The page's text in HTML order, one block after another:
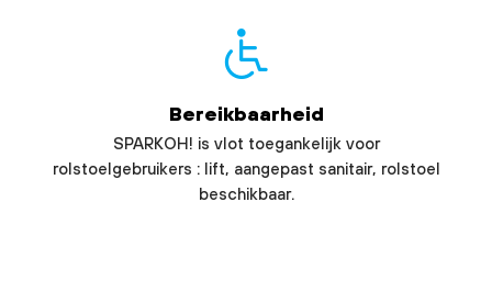
Bereikbaarheid
SPARKOH! is vlot toegankelijk voor
rolstoelgebruikers : lift, aangepast sanitair, rolstoel
beschikbaar.